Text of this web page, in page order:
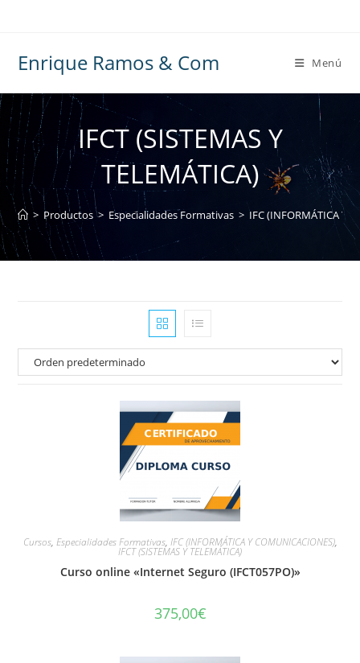
Enrique Ramos & Com Menú
IFCT (SISTEMAS Y
TELEMÁTICA)
> Productos > Especialidades Formativas > IFC (INFORMÁTICA Y
Cursos, Especialidades Formativas, IFC (INFORMÁTICA Y COMUNICACIONES),
IFCT (SISTEMAS Y TELEMÁTICA)
Curso online «Internet Seguro (IFCT057PO)»
375,00€